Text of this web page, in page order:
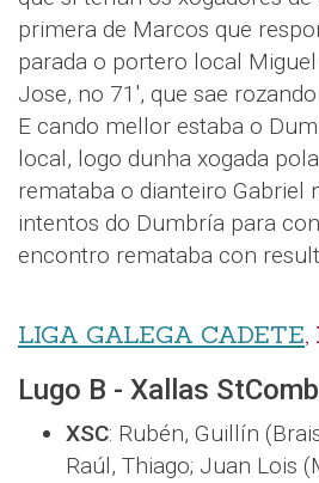
primera de Marcos que
parada o portero local
Jose, no 71', que sae
E cando mellor estaba o
local, logo dunha xogada
remataba o dianteiro Gabriel
intentos do Dumbría para
encontro remataba con
LIGA GALEGA CADETE,
Lugo B - Xallas
XSC: Rubén, Guillín
Raúl, Thiago; Juan Lois